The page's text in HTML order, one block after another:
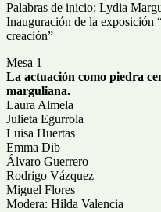
Palabras de inicio: Lydia
Inauguración de la exposición
creación”
Mesa 1
La actuación como piedra
marguliana.
Laura Almela
Julieta Egurrola
Luisa Huertas
Emma Dib
Álvaro Guerrero
Rodrigo Vázquez
Miguel Flores
Modera: Hilda Valencia